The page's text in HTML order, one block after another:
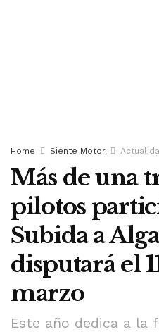
Home Siente Motor
Más de una
pilotos
Subida a
disputará el
marzo
Este año dedica a la